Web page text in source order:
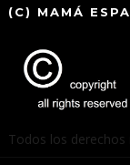
(C) MAMÁ
Todos los derechos